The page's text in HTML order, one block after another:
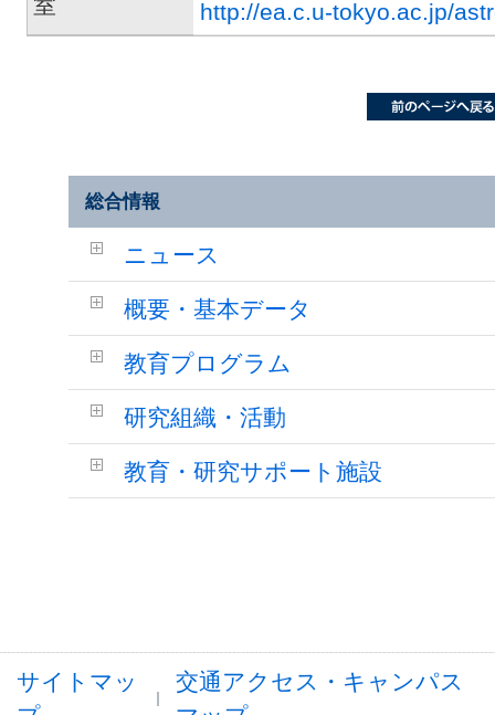
http://ea.c.u-tokyo.ac.jp/
総合情報
ニュース
概要・基本データ
教育プログラム
研究組織・活動
教育・研究サポート施設
サイトマッ
交通アクセス・キャンパス